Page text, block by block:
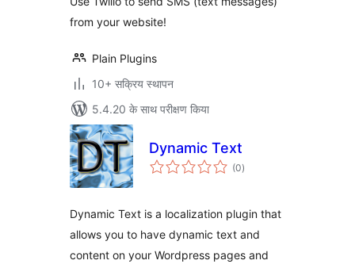
from your website!
Plain Plugins
10+ सक्रिय स्थापन
5.4.20 के साथ परीक्षण किया
Dynamic Text
(0कुल
दर)
Dynamic Text is a localization plugin that
allows you to have dynamic text and
content on your Wordpress pages and